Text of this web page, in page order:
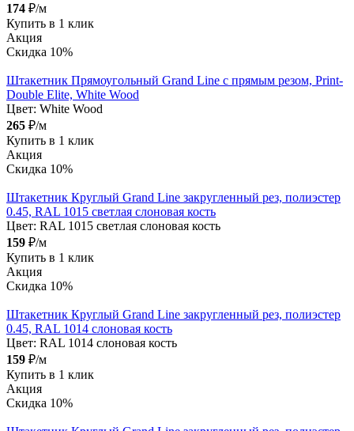
174 ₽/м
Купить в 1 клик
Акция
Скидка 10%
Штакетник Прямоугольный Grand Line с прямым резом, Print-
Double Elite, White Wood
Цвет: White Wood
265 ₽/м
Купить в 1 клик
Акция
Скидка 10%
Штакетник Круглый Grand Line закругленный рез, полиэстер
0.45, RAL 1015 светлая слоновая кость
Цвет: RAL 1015 светлая слоновая кость
159 ₽/м
Купить в 1 клик
Акция
Скидка 10%
Штакетник Круглый Grand Line закругленный рез, полиэстер
0.45, RAL 1014 слоновая кость
Цвет: RAL 1014 слоновая кость
159 ₽/м
Купить в 1 клик
Акция
Скидка 10%